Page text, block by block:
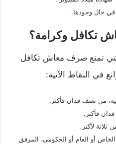
في حال وجودها.
تكافل وكرامة؟
تمنع صرف معاش تكافل
في النقاط الآتية:
من نصف فدان فأكثر.
فأكثر.
لأكثر.
أو العام أو الحكومى، المرفق